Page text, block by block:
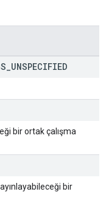
UNSPECIFIED
bir ortak çalışma
bir